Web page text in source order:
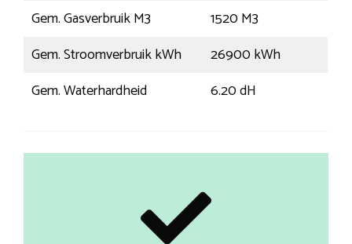
Gem. Gasverbruik M3
1520 M3
Gem. Stroomverbruik kWh
26900 kWh
Gem. Waterhardheid
6.20 dH